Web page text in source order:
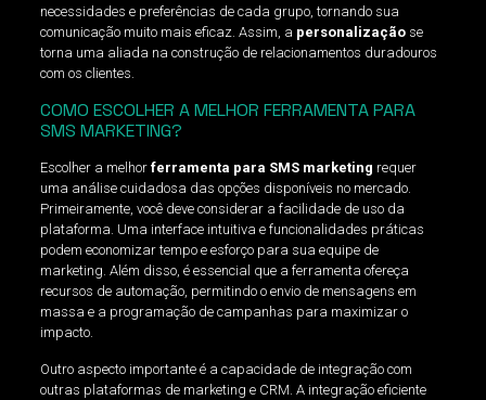
necessidades e preferências de cada grupo, tornando sua
comunicação muito mais eficaz. Assim, a personalizaçãose
torna uma aliada na construção de relacionamentos duradouros
com os clientes.
COMO ESCOLHER A MELHOR FERRAMENTA PARA
SMS MARKETING?
Escolher a melhor ferramenta para SMS marketing requer
uma análise cuidadosa das opções disponíveis no mercado.
Primeiramente, você deve considerar a facilidade de uso da
plataforma. Uma interface intuitiva e funcionalidades práticas
podem economizar tempo e esforço para sua equipe de
marketing. Além disso, é essencial que a ferramenta ofereça
recursos de automação, permitindo o envio de mensagens em
massa e a programação de campanhas para maximizar o
impacto.
Outro aspecto importante é a capacidade de integração com
outras plataformas de marketing e CRM. A integração eficiente